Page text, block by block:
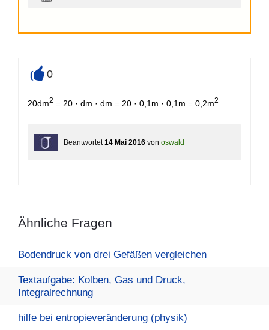
0
20dm2 = 20 · dm · dm = 20 · 0,1m · 0,1m = 0,2m2
Beantwortet 14 Mai 2016 von oswald
Ähnliche Fragen
Bodendruck von drei Gefäßen vergleichen
Textaufgabe: Kolben, Gas und Druck,
Integralrechnung
hilfe bei entropieveränderung (physik)